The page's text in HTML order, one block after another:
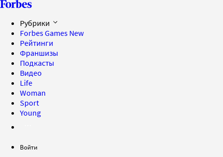
Рубрики
Forbes Games New
Рейтинги
Франшизы
Подкасты
Видео
Life
Woman
Sport
Young
Войти